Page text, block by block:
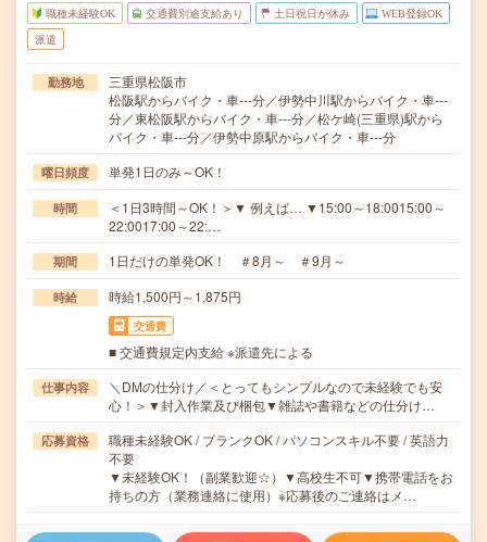
職種未経験OK 交通費別途支給あり 土日祝日が休み WEB登録OK
派遣
勤務地
三重県松阪市
松阪駅からバイク・車---分／伊勢中川駅からバイク・車---
分／東松阪駅からバイク・車---分／松ケ崎(三重県)駅から
バイク・車---分／伊勢中原駅からバイク・車---分
曜日頻度 単発1日のみ～OK！
時間
＜1日3時間～OK！＞▼ 例えば… ▼15:00～18:0015:00～
22:0017:00～22:…
期間 1日だけの単発OK！ ＃8月～ ＃9月～
時給 時給1,500円～1,875円
交通費
■ 交通費規定内支給 ※派遣先による
仕事内容
＼DMの仕分け／＜とってもシンプルなので未経験でも安
心！＞▼封入作業及び梱包▼雑誌や書籍などの仕分け…
応募資格
職種未経験OK / ブランクOK / パソコンスキル不要 / 英語力
不要
▼未経験OK！（副業歓迎☆）▼高校生不可▼携帯電話をお
持ちの方（業務連絡に使用）※応募後のご連絡はメ…